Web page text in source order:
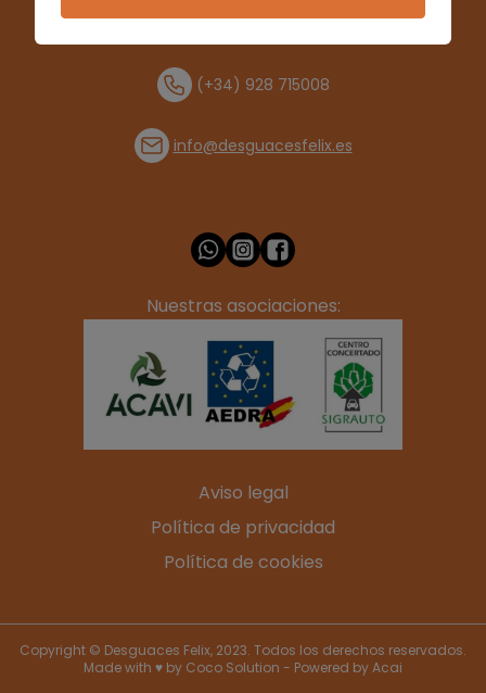
(+34) 928 715008
info@desguacesfelix.es
Nuestras asociaciones:
Aviso legal
Política de privacidad
Política de cookies
Copyright © Desguaces Felix, 2023. Todos los derechos reservados.
Made with ♥ by Coco Solution - Powered byAcai